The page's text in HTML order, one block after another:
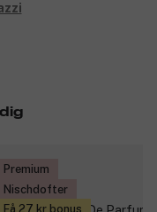
Premium
Nischdofter
Få 27 kr bonus